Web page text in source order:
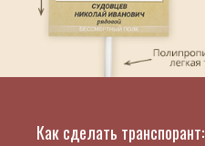
Как сделать транспорант: